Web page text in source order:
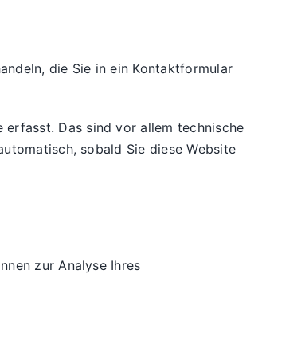
die Sie in ein Kontaktformular
erfasst. Das sind vor allem technische
sobald Sie diese Website
zur Analyse Ihres